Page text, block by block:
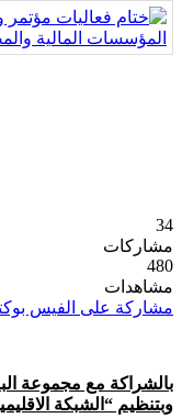
34
مشاركات
480
مشاهدات
مشاركة على الفيس بوك
بالشراكة مع مجموعة
وبتنظيم “الشبكة